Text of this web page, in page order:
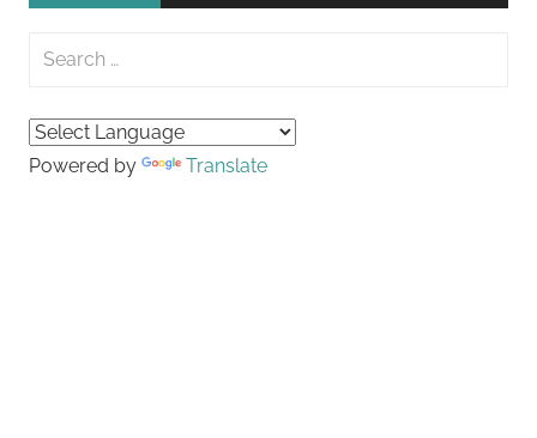
Search
Powered by Translate